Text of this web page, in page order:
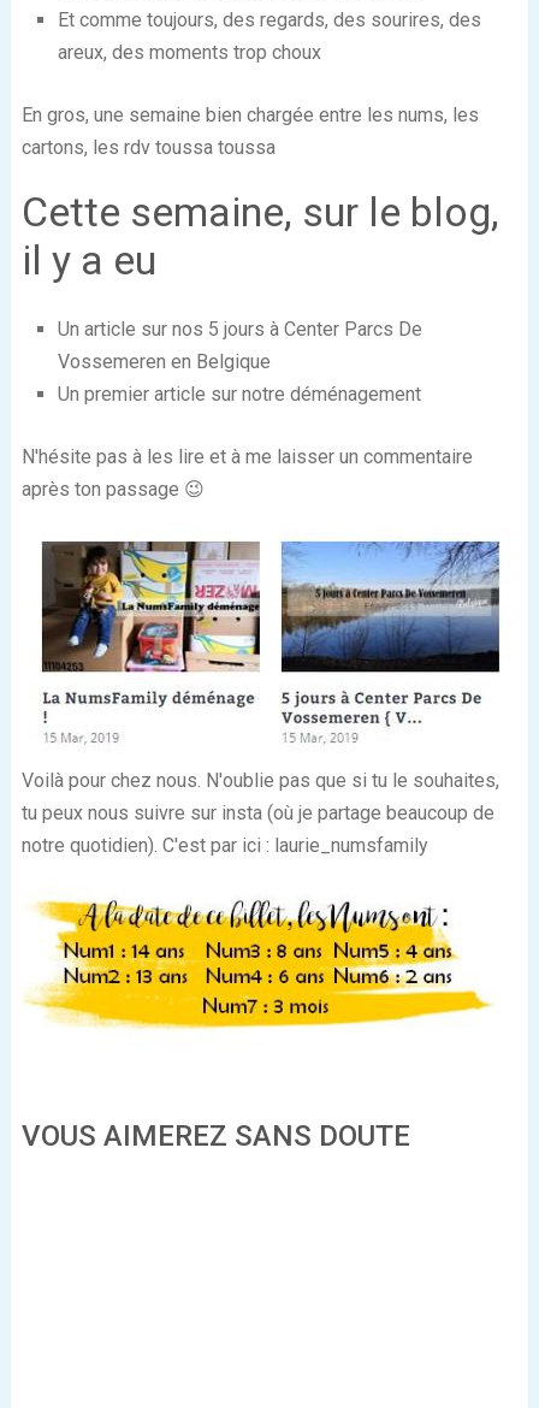
Et comme toujours, des regards, des sourires, des
areux, des moments trop choux
En gros, une semaine bien chargée entre les nums, les
cartons, les rdv toussa toussa
Cette semaine, sur le blog,
il y a eu
Un article sur nos 5 jours à Center Parcs De
Vossemeren en Belgique
Un premier article sur notre déménagement
N'hésite pas à les lire et à me laisser un commentaire
après ton passage 😉
Voilà pour chez nous. N'oublie pas que si tu le souhaites,
tu peux nous suivre sur insta (où je partage beaucoup de
notre quotidien). C'est par ici : laurie_numsfamily
VOUS AIMEREZ SANS DOUTE